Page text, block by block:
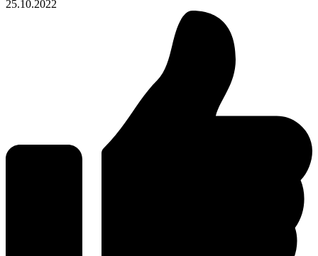
25.10.2022